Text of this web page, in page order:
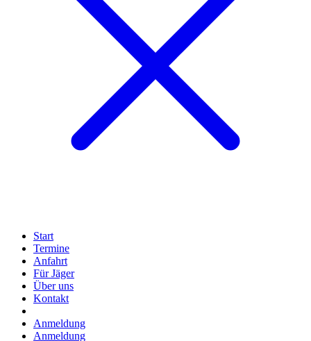
Start
Termine
Anfahrt
Für Jäger
Über uns
Kontakt
Anmeldung
Anmeldung